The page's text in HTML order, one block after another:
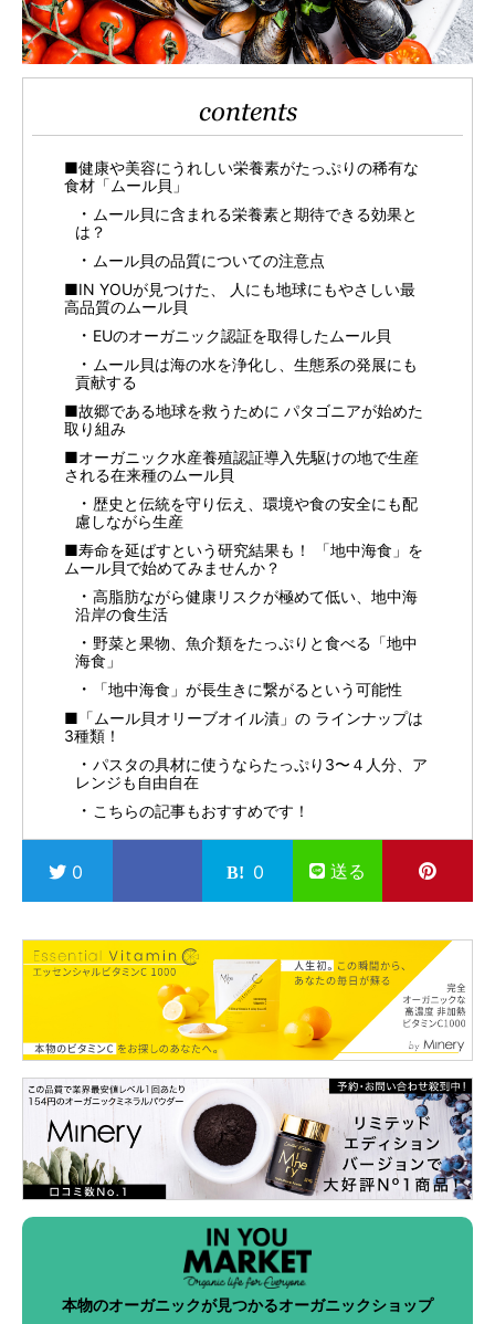
contents
■健康や美容にうれしい栄養素がたっぷりの稀有な
食材「ムール貝」
ムール貝に含まれる栄養素と期待できる効果と
は？
ムール貝の品質についての注意点
■IN YOUが見つけた、 人にも地球にもやさしい最
高品質のムール貝
EUのオーガニック認証を取得したムール貝
ムール貝は海の水を浄化し、生態系の発展にも
貢献する
■故郷である地球を救うために パタゴニアが始めた
取り組み
■オーガニック水産養殖認証導入先駆けの地で生産
される在来種のムール貝
歴史と伝統を守り伝え、環境や食の安全にも配
慮しながら生産
■寿命を延ばすという研究結果も！ 「地中海食」を
ムール貝で始めてみませんか？
高脂肪ながら健康リスクが極めて低い、地中海
沿岸の食生活
野菜と果物、魚介類をたっぷりと食べる「地中
海食」
「地中海食」が長生きに繋がるという可能性
■「ムール貝オリーブオイル漬」の ラインナップは
3種類！
パスタの具材に使うならたっぷり3〜４人分、ア
レンジも自由自在
こちらの記事もおすすめです！
0 0 送る
本物のオーガニックが見つかるオーガニックショップ